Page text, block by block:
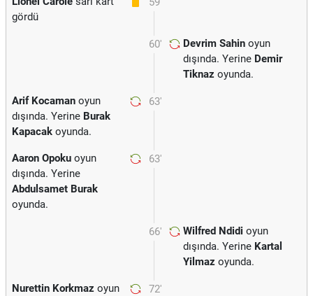
gördü
60' Devrim Sahin oyun
dışında. Yerine Demir
Tiknaz oyunda.
63'
Arif Kocaman oyun
dışında. Yerine Burak
Kapacak oyunda.
63'
Aaron Opoku oyun
dışında. Yerine
Abdulsamet Burak
oyunda.
66' Wilfred Ndidi oyun
dışında. Yerine Kartal
Yilmaz oyunda.
72'
Nurettin Korkmaz oyun